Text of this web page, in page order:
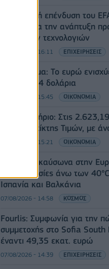
Στρατηγική επένδυση του
Fractal για την ανάπτυξη
αμυντικών τεχνολογιών
07/08/2026 - 16:11 ΕΠΙΧΕΙΡΗΣΕΙΣ
Συνάλλαγμα: Το ευρώ
στα 1,1534 δολάρια
07/08/2026 - 15:45 ΟΙΚΟΝΟΜΙΑ
Χρηματιστήριο: Στις
Γενικός Δείκτης Τιμών, με
07/08/2026 - 15:21 ΟΙΚΟΝΟΜΙΑ
Νέο κύμα καύσωνα στην
Θερμοκρασίες άνω των
Ισπανία και Βαλκάνια
07/08/2026 - 14:58 ΚΟΣΜΟΣ
Fourlis: Συμφωνία για την
συμμετοχής στο Sofia
έναντι 49,35 εκατ. ευρώ
07/08/2026 - 14:39 ΕΠΙΧΕΙΡΗΣΕΙΣ